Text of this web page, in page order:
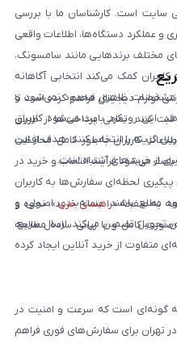
است. کارشناسان ما با بررسی
و عملکرد دستگاه‌ها، اطلاعات واقعی
مختلف برندهایی مانند سامسونگ،
کمک می‌کند انتخابی آگاهانه
به مشخصات ظاهری محدود نمی‌شود و
این رویکرد باعث می‌شود کاربران
گزینه را انتخاب کنند. هدف از این
از خریدهای اشتباه است.
لوازم دیجیتال فراهم کرده است تا
کنند. تمامی پرداخت‌ها از طریق
کاربران به‌طور کامل محافظت
می‌شود فرآیند انتخاب و خرید در
لحظه‌ای سفارش‌ها به کاربران
مطلع باشند. بسته‌بندی اصولی و
تحویل تضمین می‌کند. ارسال سریع،
متفاوت از خرید آنلاین ایجاد کرده
به صفحه «راهنمای خرید»، نحوه و
کامل و با زبانی ساده مطالعه
گونه‌ای است که سرعت و امنیت در
در تهران برای سفارش‌های فوری فراهم